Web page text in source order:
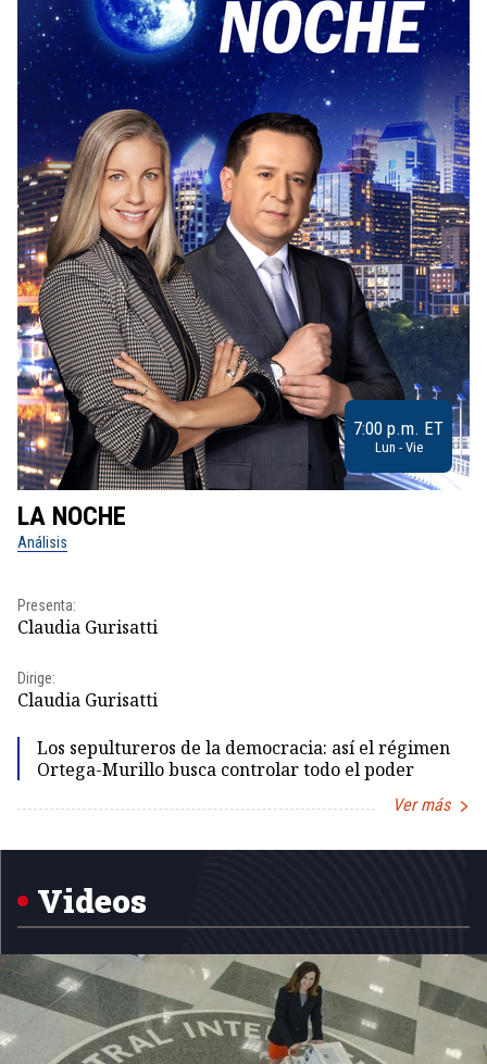
7:00 p.m. ET
Lun - Vie
LA NOCHE
Análisis
Presenta:
Claudia Gurisatti
Dirige:
Claudia Gurisatti
Los sepultureros de la democracia: así el régimen
Ortega-Murillo busca controlar todo el poder
Ver más
1
Videos